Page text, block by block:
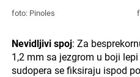
foto: Pinoles
Nevidljivi spoj: Za
1,2 mm sa jezgrom u boji
sudopera se fiksiraju ispod